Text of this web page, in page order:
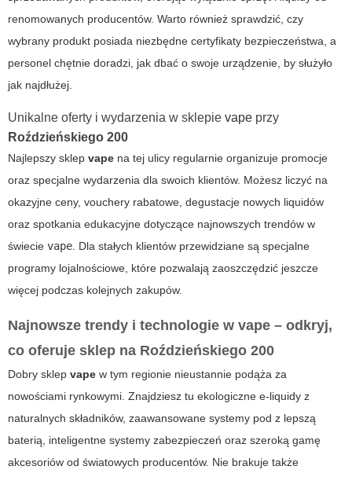
renomowanych producentów. Warto również sprawdzić, czy
wybrany produkt posiada niezbędne certyfikaty bezpieczeństwa, a
personel chętnie doradzi, jak dbać o swoje urządzenie, by służyło
jak najdłużej.
Unikalne oferty i wydarzenia w sklepie vape przy
Roździeńskiego 200
Najlepszy sklep vape na tej ulicy regularnie organizuje promocje
oraz specjalne wydarzenia dla swoich klientów. Możesz liczyć na
okazyjne ceny, vouchery rabatowe, degustacje nowych liquidów
oraz spotkania edukacyjne dotyczące najnowszych trendów w
świecie vape. Dla stałych klientów przewidziane są specjalne
programy lojalnościowe, które pozwalają zaoszczędzić jeszcze
więcej podczas kolejnych zakupów.
Najnowsze trendy i technologie w vape – odkryj,
co oferuje sklep na Roździeńskiego 200
Dobry sklep vape w tym regionie nieustannie podąża za
nowościami rynkowymi. Znajdziesz tu ekologiczne e-liquidy z
naturalnych składników, zaawansowane systemy pod z lepszą
baterią, inteligentne systemy zabezpieczeń oraz szeroką gamę
akcesoriów od światowych producentów. Nie brakuje także